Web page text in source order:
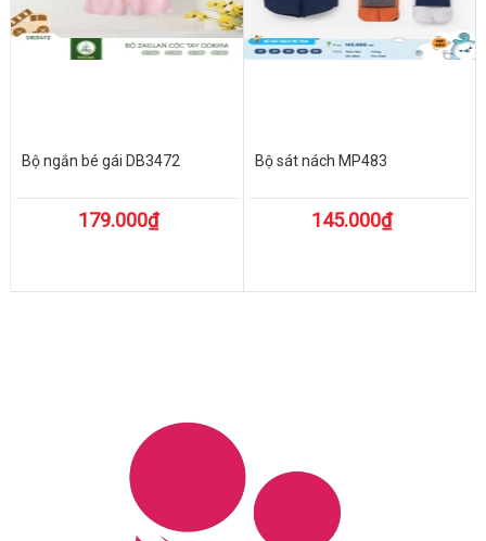
Bộ ngắn bé gái DB3472
179.000₫
Bộ sát nách MP483
145.000₫